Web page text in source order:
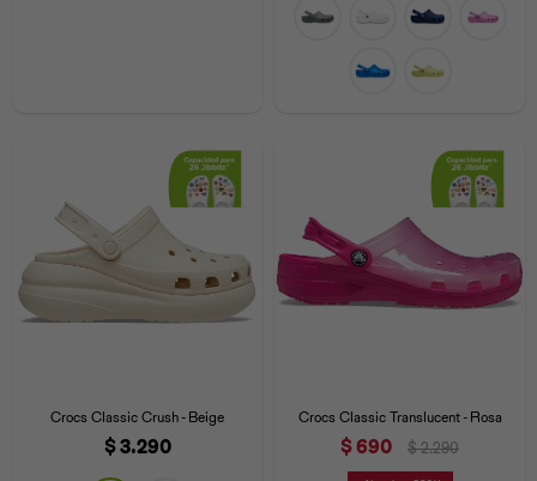
Crocs Classic Crush - Beige
$3.290
Crocs Classic Translucent - Rosa
$690 $ 2.290